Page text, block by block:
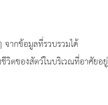
ากข้อมูลที่รวบรวมได้
ของสัตว์ในบริเวณที่อาศัยอยู่